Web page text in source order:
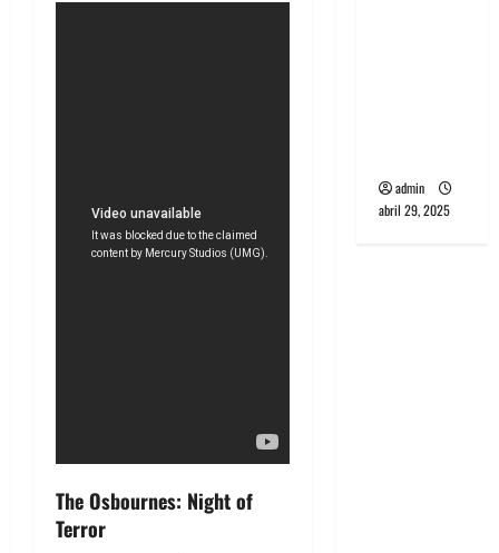
The Osbournes: Night of
Terror
admin
abril 29, 2025